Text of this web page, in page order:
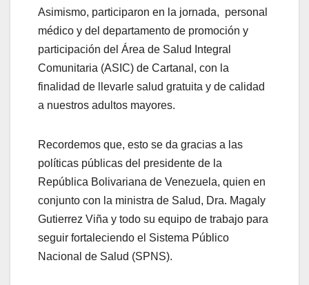
Asimismo, participaron en la jornada, personal
médico y del departamento de promoción y
participación del Área de Salud Integral
Comunitaria (ASIC) de Cartanal, con la
finalidad de llevarle salud gratuita y de calidad
a nuestros adultos mayores.
Recordemos que, esto se da gracias a las
políticas públicas del presidente de la
República Bolivariana de Venezuela, quien en
conjunto con la ministra de Salud, Dra. Magaly
Gutierrez Viña y todo su equipo de trabajo para
seguir fortaleciendo el Sistema Público
Nacional de Salud (SPNS).